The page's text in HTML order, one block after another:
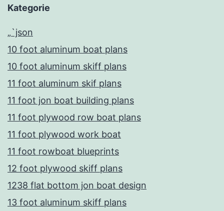
Kategorie
„`json
10 foot aluminum boat plans
10 foot aluminum skiff plans
11 foot aluminum skif plans
11 foot jon boat building plans
11 foot plywood row boat plans
11 foot plywood work boat
11 foot rowboat blueprints
12 foot plywood skiff plans
1238 flat bottom jon boat design
13 foot aluminum skiff plans